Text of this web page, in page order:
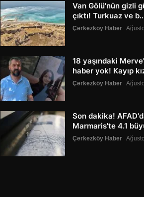
Van Gölü'nün gizli
çıktı! Turkuaz ve
Çerkezköy Haber
18 yaşındaki
haber yok! Kayıp
Çerkezköy Haber
Son dakika!
Marmaris'te 4.1
Çerkezköy Haber